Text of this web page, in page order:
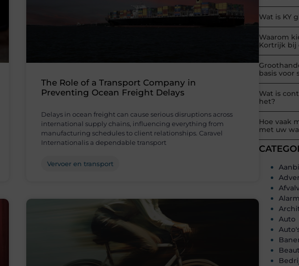
Wat is KY
Waarom
Kortrijk bij
basis voor
Wat is
het?
Hoe vaak
met uw
Auto
The Role of a Transport Company in
Preventing Ocean Freight Delays
Delays in ocean freight can cause serious disruptions across
international supply chains, influencing everything from
manufacturing schedules to client relationships. Caravel
Internationalis a dependable transport
Vervoer en transport